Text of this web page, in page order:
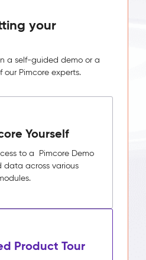
your
a self-guided demo or a
Pimcore experts.
Yourself
to a Pimcore Demo
data across various
Product Tour